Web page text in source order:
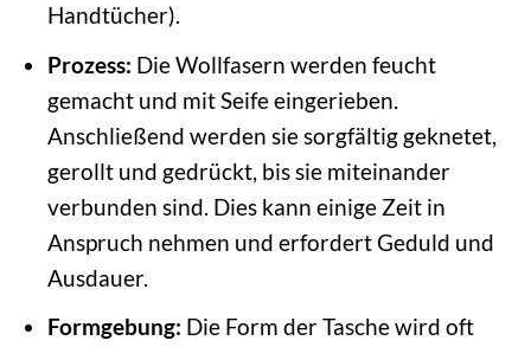
Handtücher).
Prozess: Die Wollfasern werden feucht
gemacht und mit Seife eingerieben.
Anschließend werden sie sorgfältig geknetet,
gerollt und gedrückt, bis sie miteinander
verbunden sind. Dies kann einige Zeit in
Anspruch nehmen und erfordert Geduld und
Ausdauer.
Formgebung: Die Form der Tasche wird oft